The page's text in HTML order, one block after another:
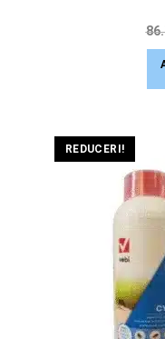
REDUCERI!